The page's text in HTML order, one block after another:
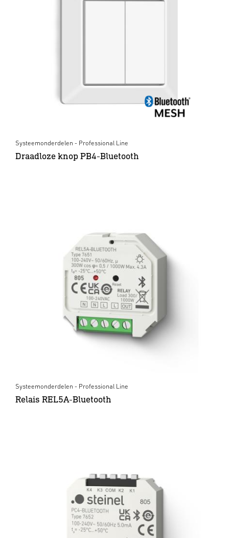
Systeemonderdelen - Professional Line
Draadloze knop PB4-Bluetooth
Systeemonderdelen - Professional Line
Relais REL5A-Bluetooth